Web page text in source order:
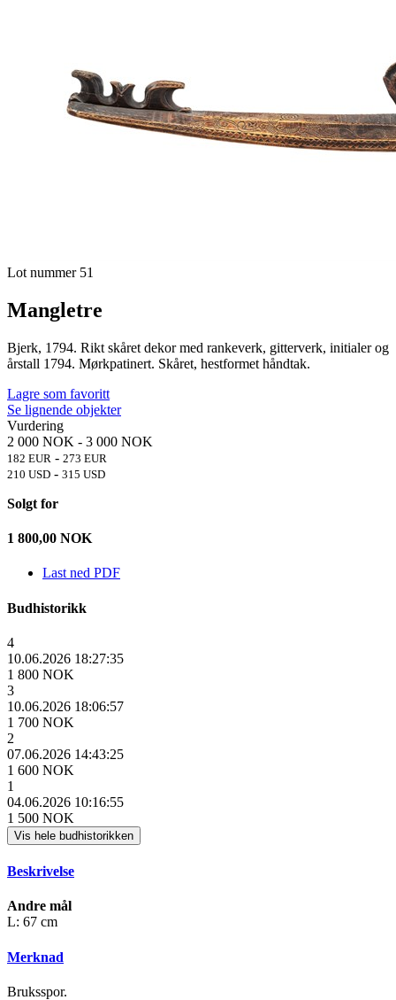
Lot nummer 51
Mangletre
Bjerk, 1794. Rikt skåret dekor med rankeverk, gitterverk, initialer og
årstall 1794. Mørkpatinert. Skåret, hestformet håndtak.
Lagre som favoritt
Se lignende objekter
Vurdering
2 000 NOK - 3 000 NOK
182 EUR - 273 EUR
210 USD - 315 USD
Solgt for
1 800,00 NOK
Last ned PDF
Budhistorikk
4
10.06.2026 18:27:35
1 800 NOK
3
10.06.2026 18:06:57
1 700 NOK
2
07.06.2026 14:43:25
1 600 NOK
1
04.06.2026 10:16:55
1 500 NOK
Vis hele budhistorikken
Beskrivelse
Andre mål
L: 67 cm
Merknad
Bruksspor.